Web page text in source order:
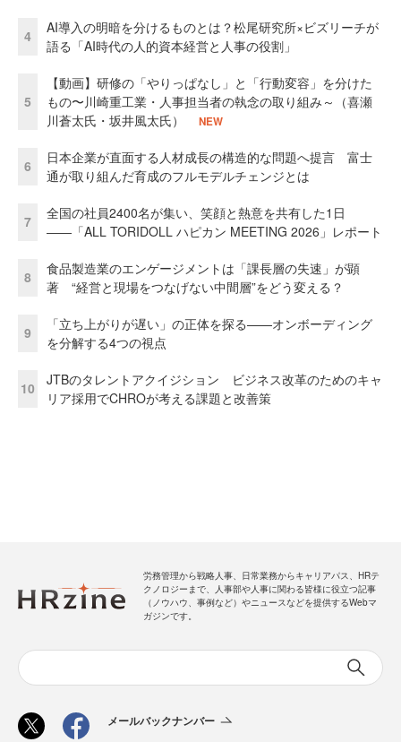
4
AI導入の明暗を分けるものとは？松尾研究所×ビズリーチが
語る「AI時代の人的資本経営と人事の役割」
5
【動画】研修の「やりっぱなし」と「行動変容」を分けた
もの〜川崎重工業・人事担当者の執念の取り組み～（喜瀬
川蒼太氏・坂井風太氏）
NEW
6
日本企業が直面する人材成長の構造的な問題へ提言 富士
通が取り組んだ育成のフルモデルチェンジとは
7
全国の社員2400名が集い、笑顔と熱意を共有した1日
――「ALL TORIDOLL ハピカン MEETING 2026」レポート
8
食品製造業のエンゲージメントは「課長層の失速」が顕
著 “経営と現場をつなげない中間層”をどう変える？
9
「立ち上がりが遅い」の正体を探る——オンボーディング
を分解する4つの視点
10
JTBのタレントアクイジション ビジネス改革のためのキャ
リア採用でCHROが考える課題と改善策
労務管理から戦略人事、日常業務からキャリアパス、HRテ
クノロジーまで、人事部や人事に関わる皆様に役立つ記事
（ノウハウ、事例など）やニュースなどを提供するWebマ
ガジンです。
メールバックナンバー